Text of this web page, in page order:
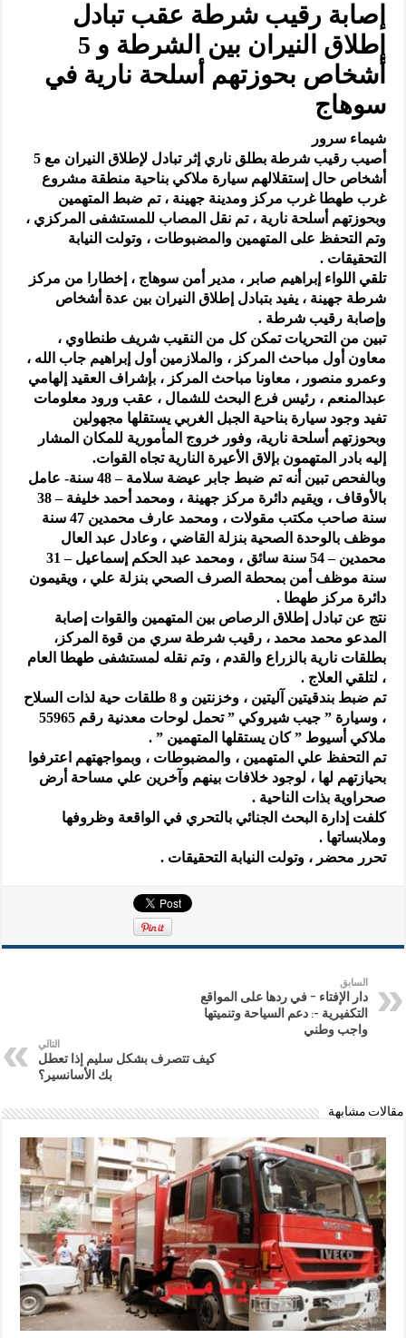
إصابة رقيب شرطة عقب تبادل
إطلاق النيران بين الشرطة و 5
أشخاص بحوزتهم أسلحة نارية في
سوهاج
شيماء سرور
أصيب رقيب شرطة بطلق ناري إثر تبادل لإطلاق النيران مع 5
أشخاص حال إستقلالهم سيارة ملاكي بناحية منطقة مشروع
غرب طهطا غرب مركز ومدينة جهينة ، تم ضبط المتهمين
وبحوزتهم أسلحة نارية ، تم نقل المصاب للمستشفى المركزي ،
وتم التحفظ على المتهمين والمضبوطات ، وتولت النيابة
التحقيقات .
تلقي اللواء إبراهيم صابر ، مدير أمن سوهاج ، إخطارا من مركز
شرطة جهينة ، يفيد بتبادل إطلاق النيران بين عدة أشخاص
وإصابة رقيب شرطة .
تبين من التحريات تمكن كل من النقيب شريف طنطاوي ،
معاون أول مباحث المركز ، والملازمين أول إبراهيم جاب الله ،
وعمرو منصور ، معاونا مباحث المركز ، بإشراف العقيد إلهامي
عبدالمنعم ، رئيس فرع البحث للشمال ، عقب ورود معلومات
تفيد وجود سيارة بناحية الجبل الغربي يستقلها مجهولين
وبحوزتهم أسلحة نارية، وفور خروج المأمورية للمكان المشار
إليه بادر المتهمون بإلاق الأعيرة النارية تجاه القوات.
وبالفحص تبين أنه تم ضبط جابر عيضة سلامة – 48 سنة- عامل
بالأوقاف ، ويقيم دائرة مركز جهينة ، ومحمد أحمد خليفة – 38
سنة صاحب مكتب مقولات ، ومحمد عارف محمدين 47 سنة
موظف بالوحدة الصحية بنزلة القاضي ، وعادل عبد العال
محمدين – 54 سنة سائق ، ومحمد عبد الحكم إسماعيل – 31
سنة موظف أمن بمحطة الصرف الصحي بنزلة علي ، ويقيمون
دائرة مركز طهطا .
نتج عن تبادل إطلاق الرصاص بين المتهمين والقوات إصابة
المدعو محمد محمد ، رقيب شرطة سري من قوة المركز،
بطلقات نارية بالزراع والقدم ، وتم نقله لمستشفى طهطا العام
، لتلقي العلاج .
تم ضبط بندقيتين آليتين ، وخزنتين و 8 طلقات حية لذات السلاح
، وسيارة ” جيب شيروكي ” تحمل لوحات معدنية رقم 55965
ملاكي أسيوط ” كان يستقلها المتهمين ” .
تم التحفظ علي المتهمين ، والمضبوطات ، وبمواجهتهم اعترفوا
بحيازتهم لها ، لوجود خلافات بينهم وآخرين علي مساحة أرض
صحراوية بذات الناحية .
كلفت إدارة البحث الجنائي بالتحري في الواقعة وظروفها
وملابساتها .
تحرر محضر ، وتولت النيابة التحقيقات .
السابق
دار الإفتاء – في ردها على المواقع
التكفيرية -: دعم السياحة وتنميتها
واجب وطني
التالي
كيف تتصرف بشكل سليم إذا تعطل
بك الأسانسير؟
مقالات مشابهة